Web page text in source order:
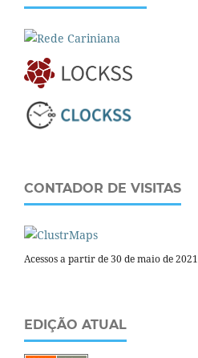
CONTADOR DE VISITAS
Acessos a partir de 30 de maio de 2021
EDIÇÃO ATUAL